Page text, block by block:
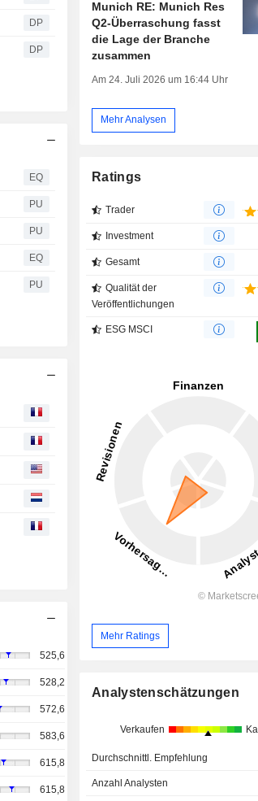
DP
DP
EQ
PU
PU
EQ
PU
525,6
528,2
572,6
583,6
615,8
615,8
Munich RE: Munich Res
Q2-Überraschung fasst
die Lage der Branche
zusammen
Am 24. Juli 2026 um 16:44 Uhr
Mehr Analysen
Ratings
Trader
Investment
Gesamt
Qualität der
Veröffentlichungen
ESG MSCI
Mehr Ratings
Analystenschätzungen
Verkaufen
Durchschnittl. Empfehlung
Anzahl Analysten